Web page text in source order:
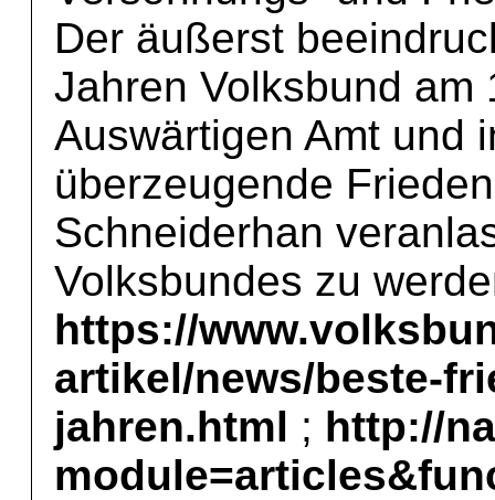
Der äußerst
Jahren Volksbund am
Auswärtigen Amt und
überzeugende
Schneiderhan
Volksbundes zu
https://
artikel/news/beste-
jahren.html ; http://